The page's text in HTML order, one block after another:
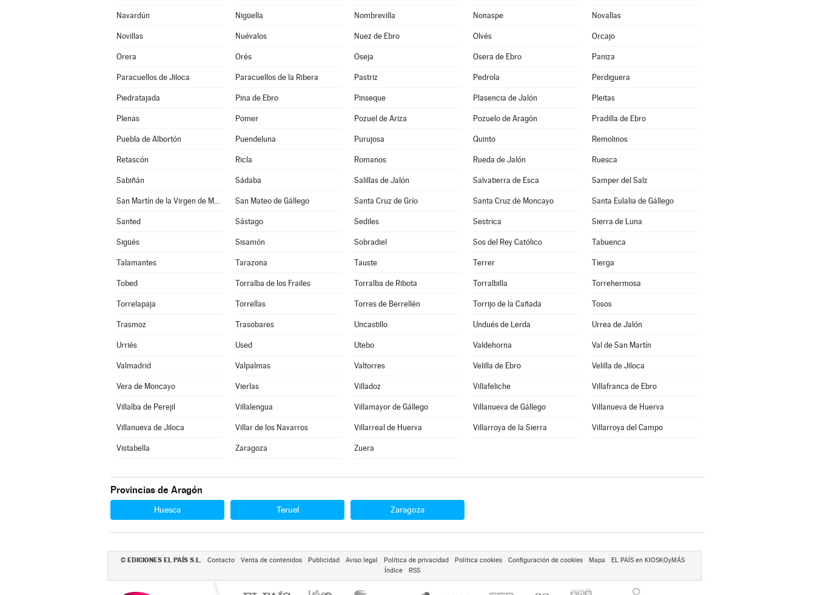
Navardún Nigüella Nombrevilla Nonaspe Novallas
Novillas Nuévalos Nuez de Ebro Olvés Orcajo
Orera Orés Oseja Osera de Ebro Paniza
Paracuellos de Jiloca Paracuellos de la Ribera Pastriz Pedrola Perdiguera
Piedratajada Pina de Ebro Pinseque Plasencia de Jalón Pleitas
Plenas Pomer Pozuel de Ariza Pozuelo de Aragón Pradilla de Ebro
Puebla de Albortón Puendeluna Purujosa Quinto Remolinos
Retascón Ricla Romanos Rueda de Jalón Ruesca
Sabiñán Sádaba Salillas de Jalón Salvatierra de Esca Samper del Salz
San Martín de la Virgen de Moncayo San Mateo de Gállego Santa Cruz de Grío Santa Cruz de Moncayo Santa Eulalia de Gállego
Santed Sástago Sediles Sestrica Sierra de Luna
Sigüés Sisamón Sobradiel Sos del Rey Católico Tabuenca
Talamantes Tarazona Tauste Terrer Tierga
Tobed Torralba de los Frailes Torralba de Ribota Torralbilla Torrehermosa
Torrelapaja Torrellas Torres de Berrellén Torrijo de la Cañada Tosos
Trasmoz Trasobares Uncastillo Undués de Lerda Urrea de Jalón
Urriés Used Utebo Valdehorna Val de San Martín
Valmadrid Valpalmas Valtorres Velilla de Ebro Velilla de Jiloca
Vera de Moncayo Vierlas Villadoz Villafeliche Villafranca de Ebro
Villalba de Perejil Villalengua Villamayor de Gállego Villanueva de Gállego Villanueva de Huerva
Villanueva de Jiloca Villar de los Navarros Villarreal de Huerva Villarroya de la Sierra Villarroya del Campo
Vistabella Zaragoza Zuera
Provincias de Aragón
Huesca Teruel Zaragoza
© EDICIONES EL PAÍS S.L. Contacto Venta de contenidos Publicidad Aviso legal Política de privacidad Política cookies Configuración de cookies Mapa
EL PAÍS en KIOSKOyMÁS
Índice
RSS